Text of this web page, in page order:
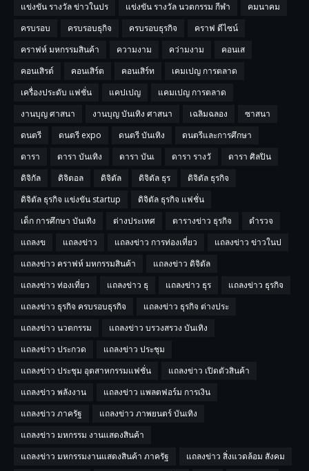
แข่งขัน รางวัล ข่าวในปร
แข่งขัน รางวัล นวตกรรม กีฬา
คมนาคม
ครบรอบ
ครบรอบธุกิจ ครบรอบธุรกิจ
คราฟ ดีไซน์
คราฟห์ มหกรรมสินค้า
ความงาม คว่ามงาม
คอนเส
คอนเสิรต์
คอนเสิร์ต คอนเสิร์ท
เคมเปญ การตลาด
เครื่องประดับ แฟชั่น
แคปเปญ
แคมเปญ การตลาด
งานบุญ ศาสนา
งานบุญ บันเทิง ศาสนา เฉลิมฉลอง
ซาสนา
ดนตรี
ดนตรี expo ดนตรี บันเทิง
ดนตรีและการศึกษา
ดารา
ดารา บันเทิง ดารา บันเ ดารา รางวั
ดารา ศิลปิน
ดิจิกัล
ดิจิตอล ดิจิตัล ดิจิตัล ธุร
ดิจิตัล ธุรกิจ
ดิจิตัล ธุรกิจ แข่งขัน startup
ดิจิตัล ธุรกิจ แฟชั่น
เด็ก การศึกษา บันเทิง
ต่างประเทศ ตารางข่าว ธุรกิจ
ตำรวจ
แถลงข
แถลงข่าว แถลงข่าว การท่องเที่ยว
แถลงข่าว ข่าวในป
แถลงข่าว คราฟห์ มหกรรมสินค้า
แถลงข่าว ดิจิตัล
แถลงข่าว ท่องเที่ยว
แถลงข่าว ธุ แถลงข่าว ธุร
แถลงข่าว ธุรกิจ
แถลงข่าว ธุรกิจ ครบรอบธุรกิจ
แถลงข่าว ธุรกิจ ต่างประ
แถลงข่าว นวตกรรม
แถลงข่าว บรวงสรวง บันเทิง
แถลงข่าว ประกวด
แถลงข่าว ประชุม
แถลงข่าว ประชุม อุตสาหกรรมแฟชั่น
แถลงข่าว เปิดตัวสินค้า
แถลงข่าว พลังงาน
แถลงข่าว แพลตฟอร์ม การเงิน
แถลงข่าว ภาครัฐ
แถลงข่าว ภาพยนตร์ บันเทิง
แถลงข่าว มหกรรม งานแสดงสินค้า
แถลงข่าว มหกรรมงานแสดงสินค้า ภาครัฐ
แถลงข่าว สิ่งแวดล้อม สังคม